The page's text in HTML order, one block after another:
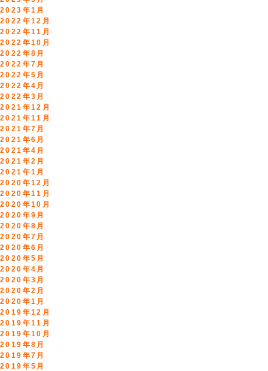
2023年1月
2022年12月
2022年11月
2022年10月
2022年8月
2022年7月
2022年5月
2022年4月
2022年3月
2021年12月
2021年11月
2021年7月
2021年6月
2021年4月
2021年2月
2021年1月
2020年12月
2020年11月
2020年10月
2020年9月
2020年8月
2020年7月
2020年6月
2020年5月
2020年4月
2020年3月
2020年2月
2020年1月
2019年12月
2019年11月
2019年10月
2019年8月
2019年7月
2019年5月